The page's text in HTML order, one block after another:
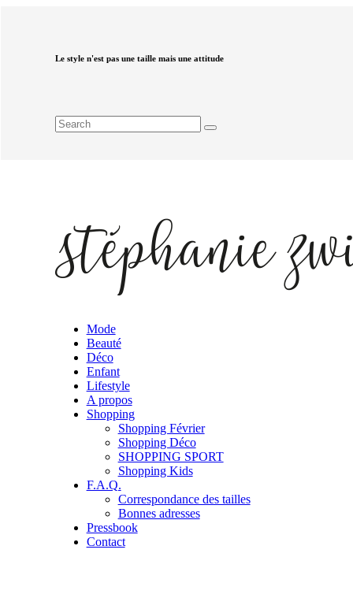
Le style n'est pas une taille mais une attitude
Mode
Beauté
Déco
Enfant
Lifestyle
A propos
Shopping
Shopping Février
Shopping Déco
SHOPPING SPORT
Shopping Kids
F.A.Q.
Correspondance des tailles
Bonnes adresses
Pressbook
Contact